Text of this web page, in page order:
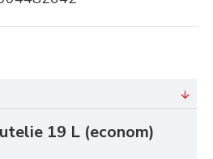
19 L (econom)